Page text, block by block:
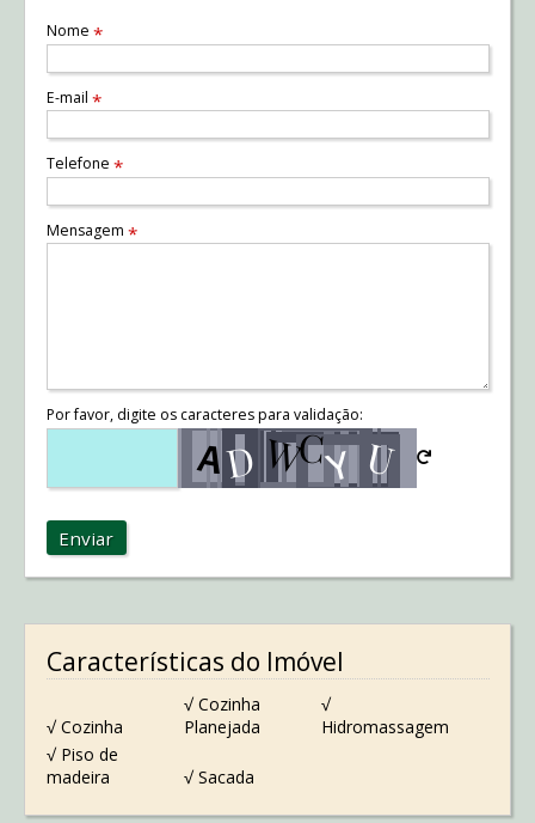
Nome *
E-mail *
Telefone *
Mensagem *
Por favor, digite os caracteres para validação:
Enviar
Características do Imóvel
√ Cozinha
√ Cozinha
Planejada
√
Hidromassagem
√ Piso de
madeira
√ Sacada